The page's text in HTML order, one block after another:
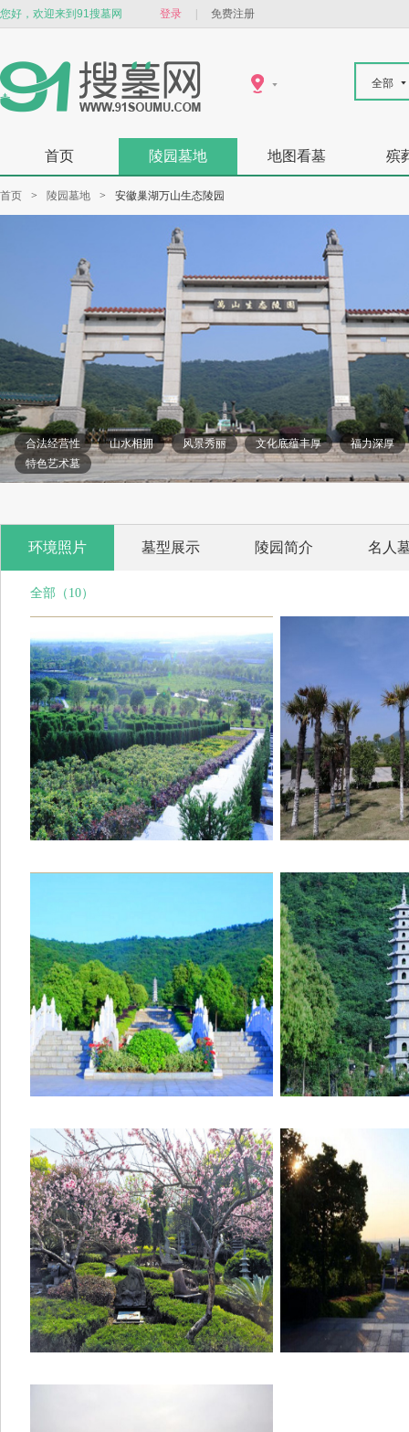
您好，欢迎来到91搜墓网 登录 免费注册
全部
首页 陵园墓地 地图看墓 殡
首页 > 陵园墓地 > 安徽巢湖万山生态陵园
合法经营性 山水相拥 风景秀丽 文化底蕴丰厚
福力深厚
特色艺术墓
环境照片 墓型展示 陵园简介 名人
全部（10）